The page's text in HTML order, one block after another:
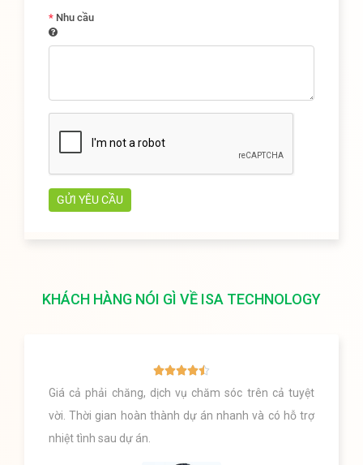
KHÁCH HÀNG NÓI GÌ VỀ ISA TECHNOLOGY

Giá cả phải chăng, dịch vụ chăm sóc trên cả tuyệt
vời. Thời gian hoàn thành dự án nhanh và có hỗ trợ
nhiệt tình sau dự án.